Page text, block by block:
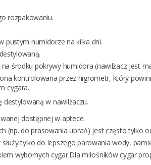
rozpakowaniu.
pustym humidorze na kilka dni.
środku pokrywy humidora (nawilżacz jest
kontrolowana przez higrometr, który
cygara.
destylowaną w nawilżaczu.
dostępnej w aptece.
(np. do prasowania ubrań) jest często tylko
tylko do lepszego parowania wody,
wybornych cygar.Dla miłośników cygar